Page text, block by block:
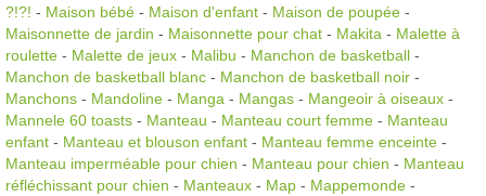
?!?! - Maison bébé - Maison d'enfant - Maison de poupée -
Maisonnette de jardin - Maisonnette pour chat - Makita - Malette à
roulette - Malette de jeux - Malibu - Manchon de basketball -
Manchon de basketball blanc - Manchon de basketball noir -
Manchons - Mandoline - Manga - Mangas - Mangeoir à oiseaux -
Mannele 60 toasts - Manteau - Manteau court femme - Manteau
enfant - Manteau et blouson enfant - Manteau femme enceinte -
Manteau imperméable pour chien - Manteau pour chien - Manteau
réfléchissant pour chien - Manteaux - Map - Mappemonde -